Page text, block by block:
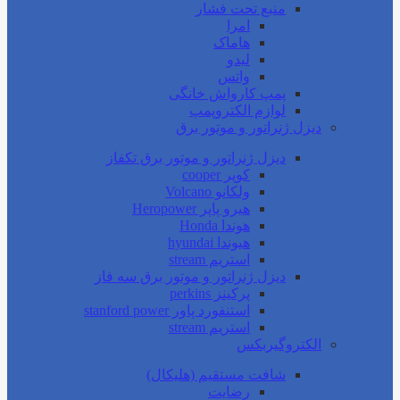
منبع تحت فشار
امرا
هاماک
لیدو
واتس
پمپ کارواش خانگی
لوازم الکتروپمپ
دیزل ژنراتور و موتور برق
دیزل ژنراتور و موتور برق تکفاز
کوپر cooper
ولکانو Volcano
هیرو پاپر Heropower
هوندا Honda
هیوندا hyundai
استریم stream
دیزل ژنراتور و موتور برق سه فاز
پرکینز perkins
استنفورد پاور stanford power
استریم stream
الکتروگیربکس
شافت مستقیم (هلیکال)
رضایت